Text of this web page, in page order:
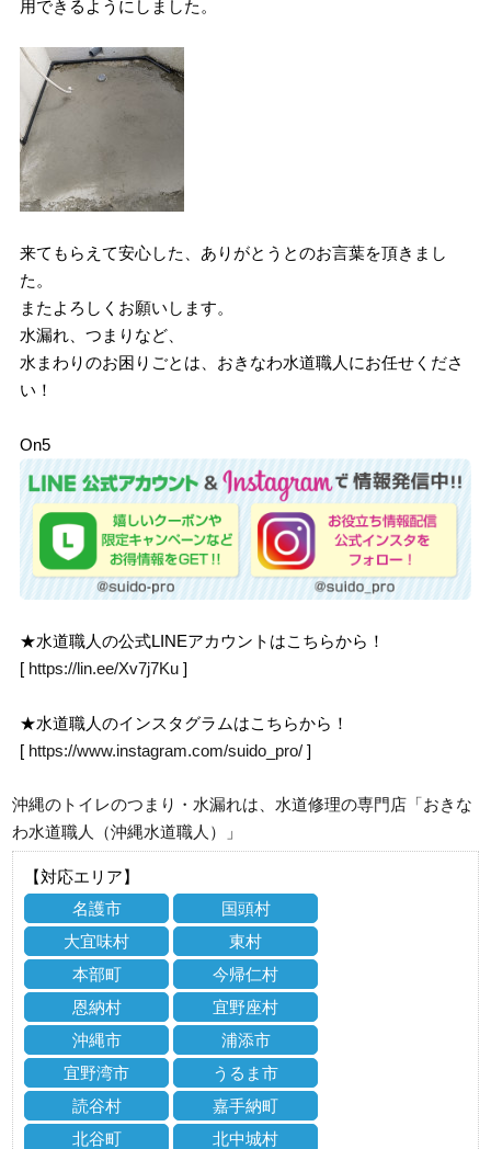
用できるようにしました。
来てもらえて安心した、ありがとうとのお言葉を頂きまし
た。
またよろしくお願いします。
水漏れ、つまりなど、
水まわりのお困りごとは、おきなわ水道職人にお任せくださ
い！
On5
★水道職人の公式LINEアカウントはこちらから！
[ https://lin.ee/Xv7j7Ku ]
★水道職人のインスタグラムはこちらから！
[ https://www.instagram.com/suido_pro/ ]
沖縄のトイレのつまり・水漏れは、水道修理の専門店「おきな
わ水道職人（沖縄水道職人）」
【対応エリア】
名護市
国頭村
大宜味村
東村
本部町
今帰仁村
恩納村
宜野座村
沖縄市
浦添市
宜野湾市
うるま市
読谷村
嘉手納町
北谷町
北中城村